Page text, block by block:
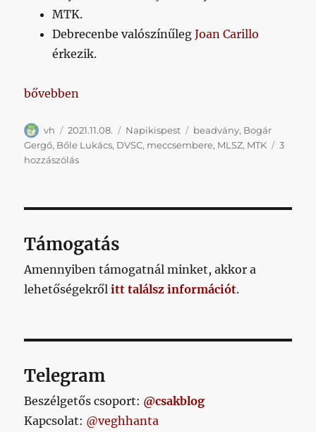
MTK.
Debrecenbe valószínűlegJoan Carillo
érkezik.
„Napikispest 2021.11.08.”
bővebben
Szerző
vh Közzétéve
2021.11.08. Kategória
Napikispest Címke
beadvány, Bogár
Gergő, Bőle Lukács, DVSC, meccsembere, MLSZ, MTK
3
hozzászólásNapikispest
Támogatás
Amennyiben támogatnál minket, akkor a
lehetőségekrőlitt találsz információt.
Telegram
Beszélgetős csoport: @csakblog
Kapcsolat: @veghhanta